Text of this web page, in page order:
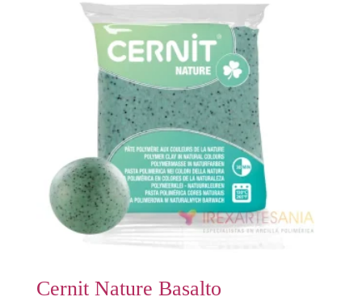
Cernit Nature Basalto